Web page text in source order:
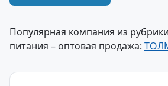
Популярная компания из
питания – оптовая продажа: